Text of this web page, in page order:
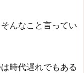
んなこと言ってい
時代遅れでもある